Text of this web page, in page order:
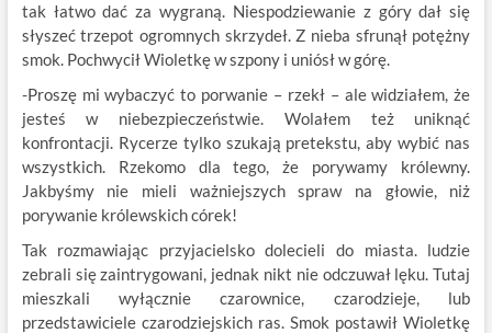
tak łatwo dać za wygraną. Niespodziewanie z góry dał się
słyszeć trzepot ogromnych skrzydeł. Z nieba sfrunął potężny
smok. Pochwycił Wioletkę w szpony i uniósł w górę.
-Proszę mi wybaczyć to porwanie – rzekł – ale widziałem, że
jesteś w niebezpieczeństwie. Wolałem też uniknąć
konfrontacji. Rycerze tylko szukają pretekstu, aby wybić nas
wszystkich. Rzekomo dla tego, że porywamy królewny.
Jakbyśmy nie mieli ważniejszych spraw na głowie, niż
porywanie królewskich córek!
Tak rozmawiając przyjacielsko dolecieli do miasta. ludzie
zebrali się zaintrygowani, jednak nikt nie odczuwał lęku. Tutaj
mieszkali wyłącznie czarownice, czarodzieje, lub
przedstawiciele czarodziejskich ras. Smok postawił Wioletkę